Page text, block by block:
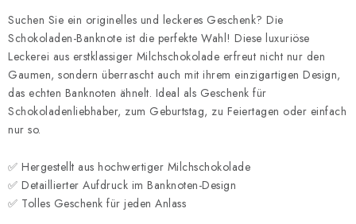
Suchen Sie ein originelles und leckeres Geschenk? Die
Schokoladen-Banknote ist die perfekte Wahl! Diese luxuriöse
Leckerei aus erstklassiger Milchschokolade erfreut nicht nur den
Gaumen, sondern überrascht auch mit ihrem einzigartigen Design,
das echten Banknoten ähnelt. Ideal als Geschenk für
Schokoladenliebhaber, zum Geburtstag, zu Feiertagen oder einfach
nur so.
✅ Hergestellt aus hochwertiger Milchschokolade
✅ Detaillierter Aufdruck im Banknoten-Design
✅ Tolles Geschenk für jeden Anlass